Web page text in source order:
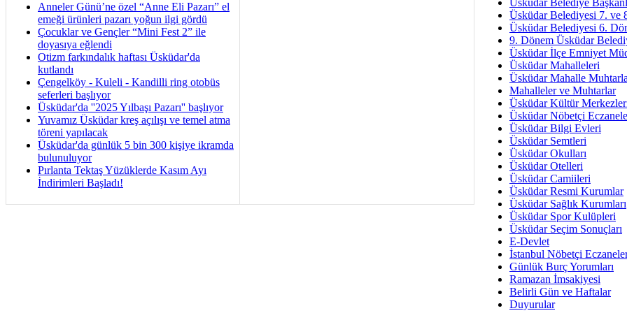
Anneler Günü’ne özel “Anne Eli Pazarı” el
emeği ürünleri pazarı yoğun ilgi gördü
Çocuklar ve Gençler “Mini Fest 2” ile
doyasıya eğlendi
Otizm farkındalık haftası Üsküdar'da
kutlandı
Çengelköy - Kuleli - Kandilli ring otobüs
seferleri başlıyor
Üsküdar'da ''2025 Yılbaşı Pazarı'' başlıyor
Yuvamız Üsküdar kreş açılışı ve temel atma
töreni yapılacak
Üsküdar'da günlük 5 bin 300 kişiye ikramda
bulunuluyor
Pırlanta Tektaş Yüzüklerde Kasım Ayı
İndirimleri Başladı!
İmar Sorunlarının Genel
Arakan
Bayramın
Ruhsal
Üsküdar
Üsküdar Belediye
Üsküdar Belediyesi 7. ve
Üsküdar Belediyesi 6.
9. Dönem Üsküdar
Üsküdar İlçe Emniyet
Üsküdar Mahalleleri
Üsküdar Mahalle
Mahalleler ve Muhtarlar
Üsküdar Kültür
Üsküdar Nöbetçi
Üsküdar Bilgi Evleri
Üsküdar Semtleri
Üsküdar Okulları
Üsküdar Otelleri
Üsküdar Camiileri
Üsküdar Resmi Kurumlar
Üsküdar Sağlık Kurumları
Üsküdar Spor Kulüpleri
Üsküdar Seçim Sonuçları
E-Devlet
İstanbul Nöbetçi
Günlük Burç Yorumları
Ramazan İmsakiyesi
Belirli Gün ve Haftalar
Duyurular